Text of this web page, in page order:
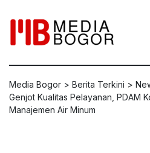
Media Bogor > Berita Terkini >
Genjot Kualitas Pelayanan, PDAM
Manajemen Air Minum